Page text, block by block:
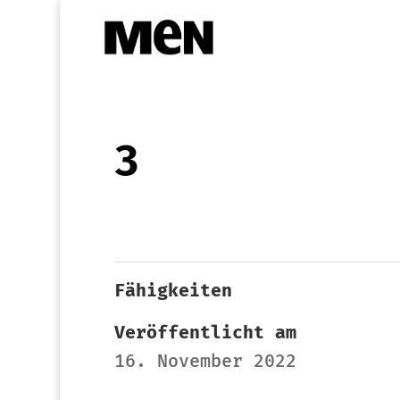
3
Fähigkeiten
Veröffentlicht am
16. November 2022